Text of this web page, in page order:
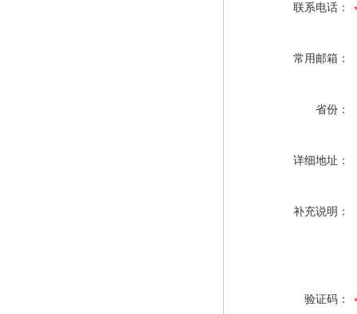
联系电话：
常用邮箱：
省份：
详细地址：
补充说明：
验证码：